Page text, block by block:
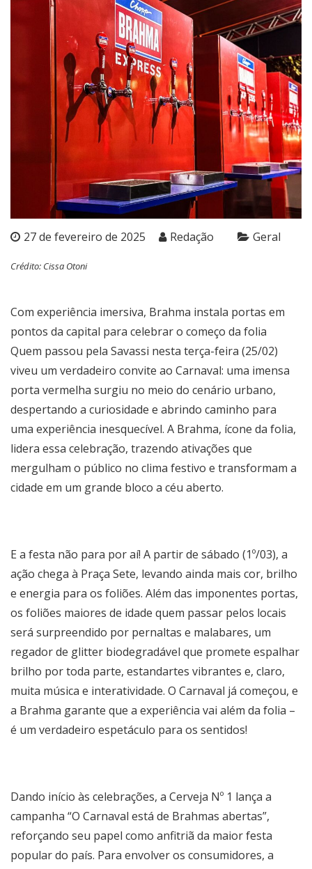
27 de fevereiro de 2025 Redação Geral
Crédito: Cissa Otoni
Com experiência imersiva, Brahma instala portas em
pontos da capital para celebrar o começo da folia
Quem passou pela Savassi nesta terça-feira (25/02)
viveu um verdadeiro convite ao Carnaval: uma imensa
porta vermelha surgiu no meio do cenário urbano,
despertando a curiosidade e abrindo caminho para
uma experiência inesquecível. A Brahma, ícone da folia,
lidera essa celebração, trazendo ativações que
mergulham o público no clima festivo e transformam a
cidade em um grande bloco a céu aberto.
E a festa não para por aí! A partir de sábado (1º/03), a
ação chega à Praça Sete, levando ainda mais cor, brilho
e energia para os foliões. Além das imponentes portas,
os foliões maiores de idade quem passar pelos locais
será surpreendido por pernaltas e malabares, um
regador de glitter biodegradável que promete espalhar
brilho por toda parte, estandartes vibrantes e, claro,
muita música e interatividade. O Carnaval já começou, e
a Brahma garante que a experiência vai além da folia –
é um verdadeiro espetáculo para os sentidos!
Dando início às celebrações, a Cerveja Nº 1 lança a
campanha “O Carnaval está de Brahmas abertas”,
reforçando seu papel como anfitriã da maior festa
popular do país. Para envolver os consumidores, a